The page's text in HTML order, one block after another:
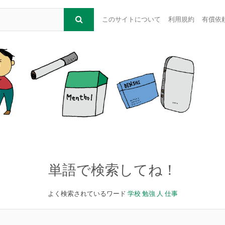
このサイトについて 利用規約 有償依
単語で検索してね！
よく検索されているワード 学校 勉強 人 仕事